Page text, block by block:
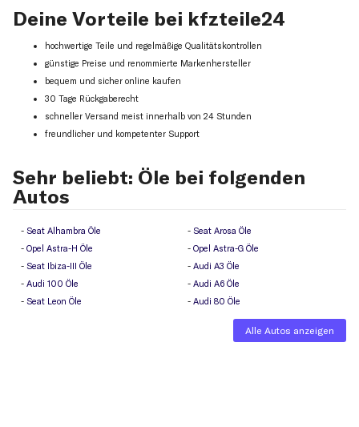
Deine Vorteile bei kfzteile24
hochwertige Teile und regelmäßige Qualitätskontrollen
günstige Preise und renommierte Markenhersteller
bequem und sicher online kaufen
30 Tage Rückgaberecht
schneller Versand meist innerhalb von 24 Stunden
freundlicher und kompetenter Support
Sehr beliebt: Öle bei folgenden
Autos
Seat Alhambra Öle
Seat Arosa Öle
Opel Astra-H Öle
Opel Astra-G Öle
Seat Ibiza-III Öle
Audi A3 Öle
Audi 100 Öle
Audi A6 Öle
Seat Leon Öle
Audi 80 Öle
Alle Autos anzeigen